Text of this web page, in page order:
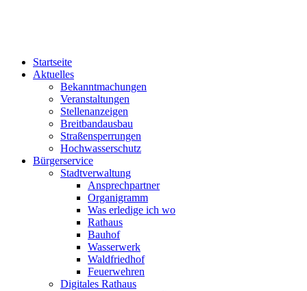
Startseite
Aktuelles
Bekanntmachungen
Veranstaltungen
Stellenanzeigen
Breitbandausbau
Straßensperrungen
Hochwasserschutz
Bürgerservice
Stadtverwaltung
Ansprechpartner
Organigramm
Was erledige ich wo
Rathaus
Bauhof
Wasserwerk
Waldfriedhof
Feuerwehren
Digitales Rathaus